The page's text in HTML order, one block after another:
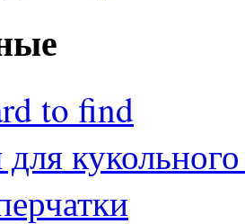
to find
кукольного